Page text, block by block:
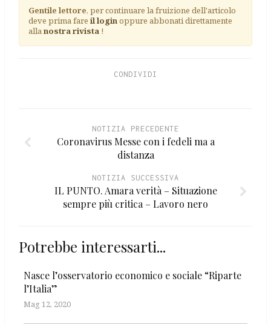
Gentile lettore, per continuare la fruizione dell'articolo
deve prima fare il loginoppure abbonati direttamente
allanostra rivista !
CONDIVIDI
NOTIZIA PRECEDENTE
Coronavirus Messe con i fedeli ma a
distanza
NOTIZIA SUCCESSIVA
IL PUNTO. Amara verità – Situazione
sempre più critica – Lavoro nero
Potrebbe interessarti...
Nasce l’osservatorio economico e sociale “Riparte
l’Italia”
Mag 12, 2020